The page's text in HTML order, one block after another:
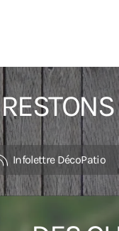
Infolettre DécoPatio